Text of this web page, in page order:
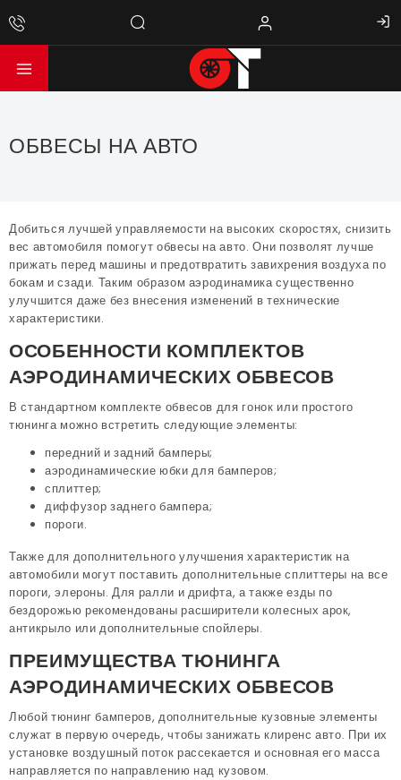
ОБВЕСЫ НА АВТО
Добиться лучшей управляемости на высоких скоростях, снизить
вес автомобиля помогут обвесы на авто. Они позволят лучше
прижать перед машины и предотвратить завихрения воздуха по
бокам и сзади. Таким образом аэродинамика существенно
улучшится даже без внесения изменений в технические
характеристики.
ОСОБЕННОСТИ КОМПЛЕКТОВ
АЭРОДИНАМИЧЕСКИХ ОБВЕСОВ
В стандартном комплекте обвесов для гонок или простого
тюнинга можно встретить следующие элементы:
передний и задний бамперы;
аэродинамические юбки для бамперов;
сплиттер;
диффузор заднего бампера;
пороги.
Также для дополнительного улучшения характеристик на
автомобили могут поставить дополнительные сплиттеры на все
пороги, элероны. Для ралли и дрифта, а также езды по
бездорожью рекомендованы расширители колесных арок,
антикрыло или дополнительные спойлеры.
ПРЕИМУЩЕСТВА ТЮНИНГА
АЭРОДИНАМИЧЕСКИХ ОБВЕСОВ
Любой тюнинг бамперов, дополнительные кузовные элементы
служат в первую очередь, чтобы занижать клиренс авто. При их
установке воздушный поток рассекается и основная его масса
направляется по направлению над кузовом.